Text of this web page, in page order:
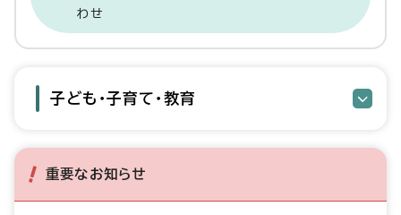
わせ
子ども・子育て・教育
重要なお知らせ